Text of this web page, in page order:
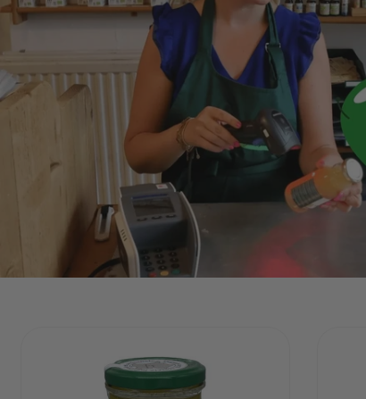
Jean Hervé
Zonnebloempitpasta